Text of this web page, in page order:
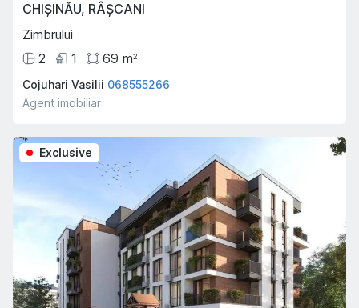
CHIȘINĂU, RÂȘCANI
Zimbrului
2
1 69 m2
Cojuhari Vasilii 068555266
Agent imobiliar
Exclusive